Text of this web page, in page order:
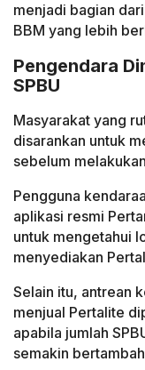
menjadi bagian
BBM yang lebih
Pengendara
SPBU
Masyarakat yang
disarankan untuk
sebelum
Pengguna
aplikasi resmi
untuk mengetahui
menyediakan
Selain itu, antrean
menjual Pertalite
apabila jumlah
semakin